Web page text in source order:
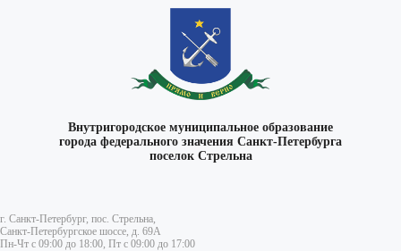
Внутригородское муниципальное образование
города федерального значения Санкт-Петербурга
поселок Стрельна
г. Санкт-Петербург, пос. Стрельна,
Санкт-Петербургское шоссе, д. 69А
Пн-Чт с 09:00 до 18:00, Пт с 09:00 до 17:00